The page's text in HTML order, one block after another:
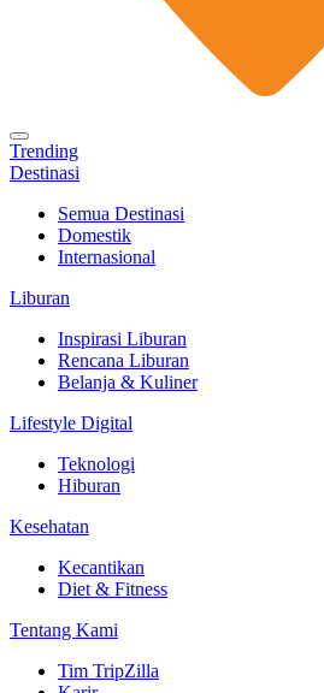
Trending
Destinasi
Semua Destinasi
Domestik
Internasional
Liburan
Inspirasi Liburan
Rencana Liburan
Belanja & Kuliner
Lifestyle Digital
Teknologi
Hiburan
Kesehatan
Kecantikan
Diet & Fitness
Tentang Kami
Tim TripZilla